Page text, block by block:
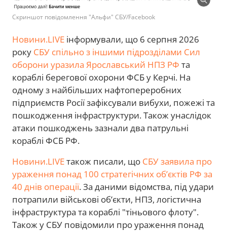
Скриншот повідомлення "Альфи" СБУ/Facebook
Новини.LIVE інформували, що 6 серпня 2026
року СБУ спільно з іншими підрозділами Сил
оборони уразила Ярославський НПЗ РФ та
кораблі берегової охорони ФСБ у Керчі. На
одному з найбільших нафтопереробних
підприємств Росії зафіксували вибухи, пожежі та
пошкодження інфраструктури. Також унаслідок
атаки пошкоджень зазнали два патрульні
кораблі ФСБ РФ.
Новини.LIVEтакож писали, що СБУ заявила про
ураження понад 100 стратегічних об’єктів РФ за
40 днів операції. За даними відомства, під удари
потрапили військові об’єкти, НПЗ, логістична
інфраструктура та кораблі "тіньового флоту".
Також у СБУ повідомили про ураження понад